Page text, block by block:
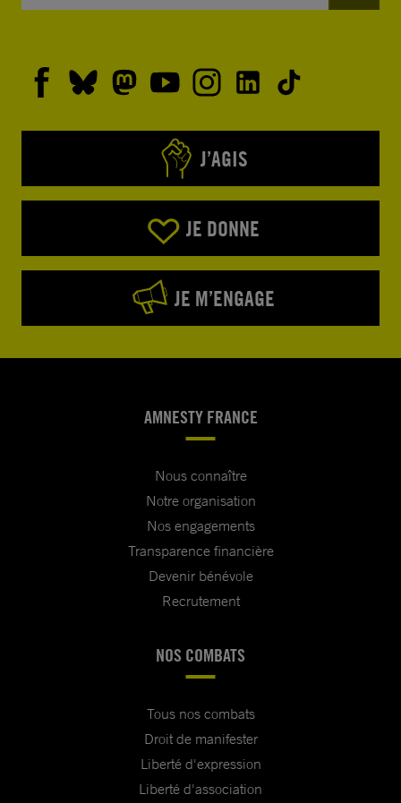
J’AGIS
JE DONNE
JE M’ENGAGE
AMNESTY FRANCE
Nous connaître
Notre organisation
Nos engagements
Transparence financière
Devenir bénévole
Recrutement
NOS COMBATS
Tous nos combats
Droit de manifester
Liberté d'expression
Liberté d'association